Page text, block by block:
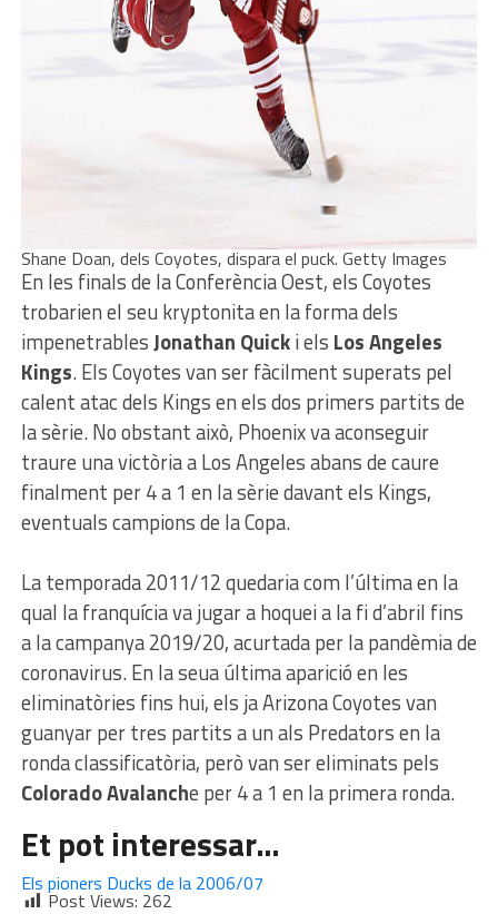
Shane Doan, dels Coyotes, dispara el puck. Getty Images
En les finals de la Conferència Oest, els Coyotes
trobarien el seu kryptonita en la forma dels
impenetrablesJonathan Quicki els Los Angeles
Kings. Els Coyotes van ser fàcilment superats pel
calent atac dels Kings en els dos primers partits de
la sèrie. No obstant això, Phoenix va aconseguir
traure una victòria a Los Angeles abans de caure
finalment per 4 a 1 en la sèrie davant els Kings,
eventuals campions de la Copa.
La temporada 2011/12 quedaria com l’última en la
qual la franquícia va jugar a hoquei a la fi d’abril fins
a la campanya 2019/20, acurtada per la pandèmia de
coronavirus. En la seua última aparició en les
eliminatòries fins hui, els ja Arizona Coyotes van
guanyar per tres partits a un als Predators en la
ronda classificatòria, però van ser eliminats pels
Colorado Avalanche per 4 a 1 en la primera ronda.
Et pot interessar…
Els pioners Ducks de la 2006/07
Post Views: 262